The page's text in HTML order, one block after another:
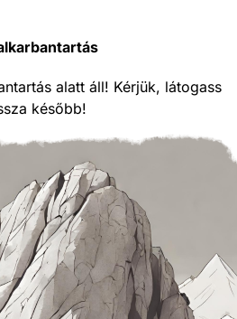
alatt áll! Kérjük, látogass
később!